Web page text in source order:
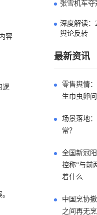
容
逻
张雪机车
深度解读：
舆论反转
最新资讯
零售舆情
生巾虫卵问
场景落地
常？
全国新冠
控称“与前
着什么
中国烹协
之间再无